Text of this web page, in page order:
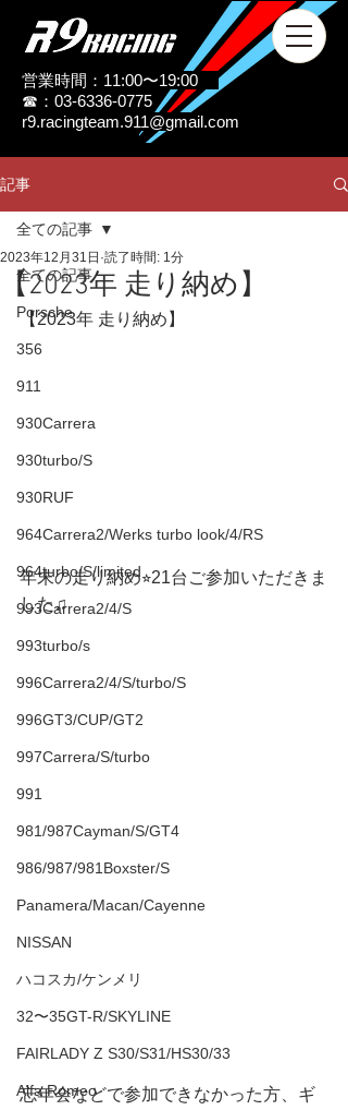
営業時間：11:00〜19:00
☎：03-6336-0775
r9.racingteam.911@gmail.com
記事
全ての記事
Porsche
356
911
930Carrera
930turbo/S
930RUF
964Carrera2/Werks turbo look/4/RS
964turbo/S/limited
993Carrera2/4/S
993turbo/s
996Carrera2/4/S/turbo/S
996GT3/CUP/GT2
997Carrera/S/turbo
991
981/987Cayman/S/GT4
986/987/981Boxster/S
Panamera/Macan/Cayenne
NISSAN
ハコスカ/ケンメリ
32〜35GT-R/SKYLINE
FAIRLADY Z S30/S31/HS30/33
Alfa Romeo
全ての記事
【2023年 走り納め】
2023年12月31日 読了時間: 1分
【2023年 走り納め】
年末の走り納め⭐︎21台ご参加いただきま
した♫
忘年会などで参加できなかった方、ギ